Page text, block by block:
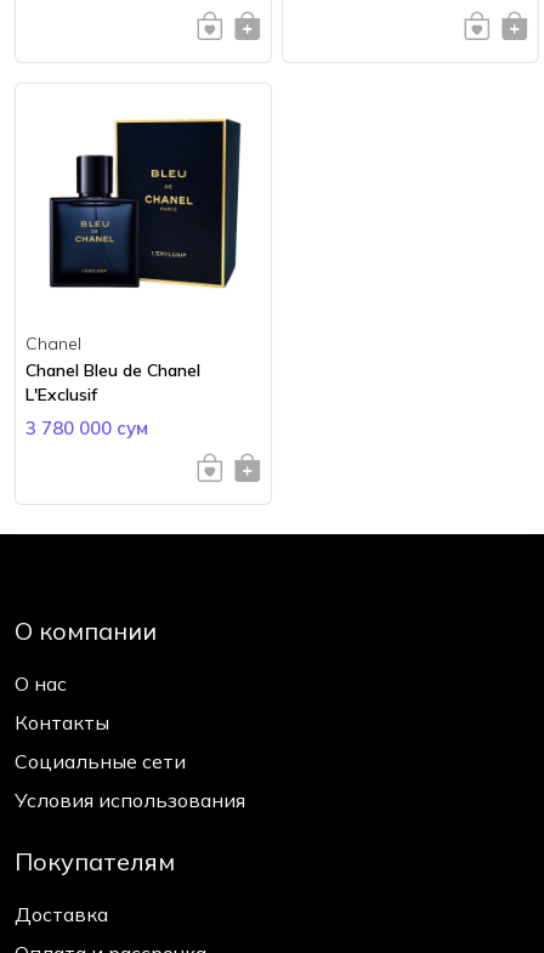
Chanel
Chanel Bleu de Chanel
L'Exclusif
3 780 000 сум
О компании
О нас
Контакты
Социальные сети
Условия использования
Покупателям
Доставка